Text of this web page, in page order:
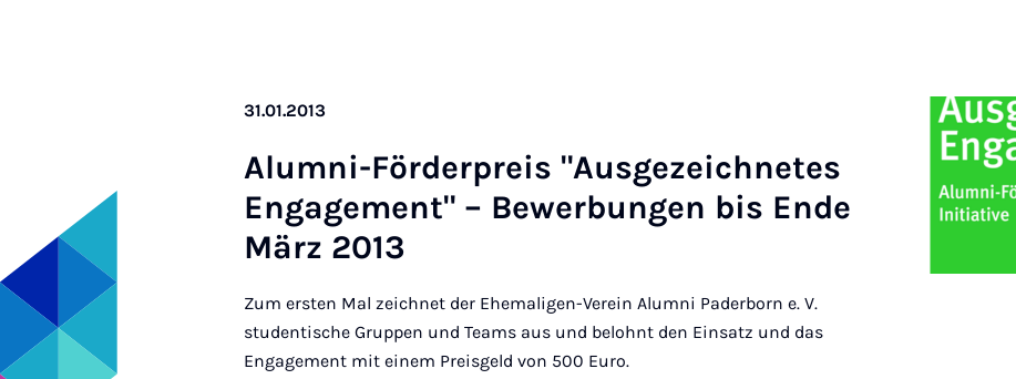
31.01.2013
Alumni-Förder­preis "Aus­gezeich­netes
En­gage­ment" – Be­w­er­bun­gen bis Ende
März 2013
Zum ersten Mal zeichnet der Ehemaligen-Verein Alumni Paderborn e. V.
studentische Gruppen und Teams aus und belohnt den Einsatz und das
Engagement mit einem Preisgeld von 500 Euro.